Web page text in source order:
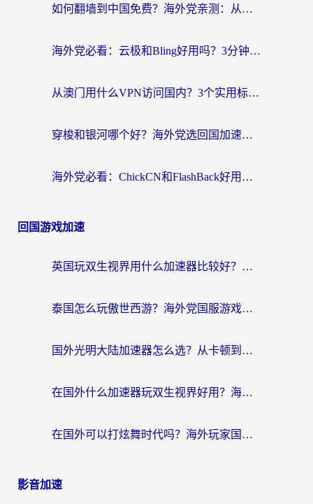
如何翻墙到中国免费？海外党亲测：从踩坑到选对加速器的全攻略
海外党必看：云极和Bling好用吗？3分钟教你选对回国加速器
从澳门用什么VPN访问国内？3个实用标准帮你避开坑，无缝刷剧听歌
穿梭和银河哪个好？海外党选回国加速器的避坑指南，附番茄加速器实测体验
海外党必看：ChickCN和FlashBack好用吗？3招教你选对回国加速器（附云极、HomeCN、斧牛vs艾果对比）
回国游戏加速
英国玩双生视界用什么加速器比较好？海外党亲测有效的国服游戏加速方案
泰国怎么玩傲世西游？海外党国服游戏加速终极攻略（附光明大陆量子特攻实测）
国外光明大陆加速器怎么选？从卡顿到丝滑的终极指南（含德国玩走开外星人墨西哥玩俄罗斯方块技巧）
在国外什么加速器玩双生视界好用？海外党亲测不踩坑的终极指南
在国外可以打炫舞时代吗？海外玩家国服游戏加速全攻略（附实测推荐）
影音加速